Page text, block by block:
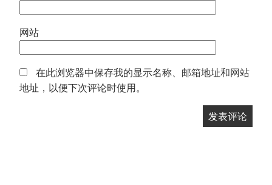
网站
在此浏览器中保存我的显示名称、邮箱地址和网站
地址，以便下次评论时使用。